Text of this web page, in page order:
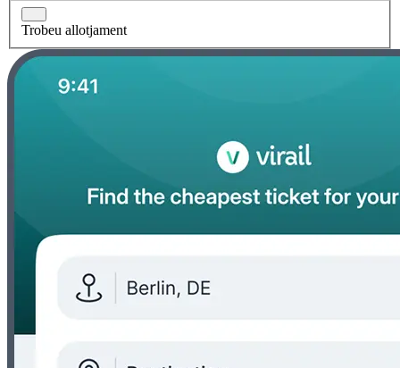
Trobeu allotjament